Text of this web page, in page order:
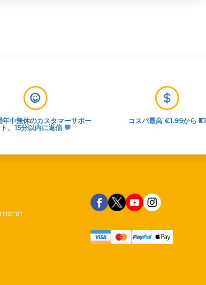
中無休のカスタマーサポー
ト、15分以内に返信 💬
コスパ最高 €1.99から 💵